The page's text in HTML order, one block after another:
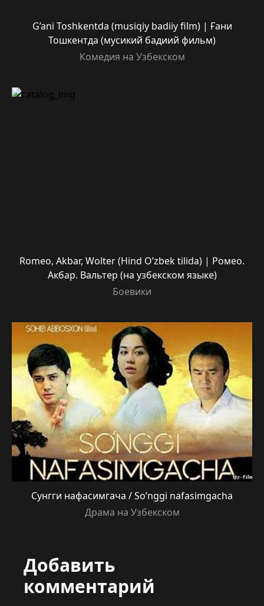
G’ani Toshkentda (musiqiy badiiy film) | Ғани
Тошкентда (мусикий бадиий фильм)
Комедия на Узбекском
Romeo, Akbar, Wolter (Hind O’zbek tilida) | Ромео.
Акбар. Вальтер (на узбекском языке)
Боевики
Сунгги нафасимгача / So’nggi nafasimgacha
Драма на Узбекском
Добавить
комментарий